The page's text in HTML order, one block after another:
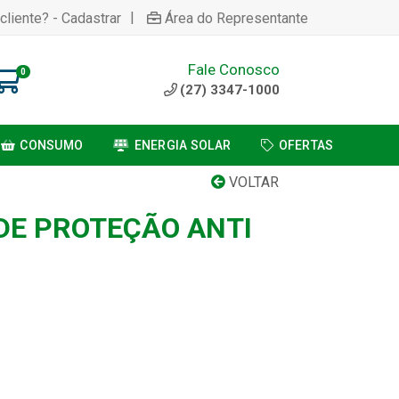
- Cadastrar | Área do Representante
0 Fale Conosco
(27) 3347-1000
CONSUMO ENERGIA SOLAR OFERTAS
VOLTAR
PROTEÇÃO ANTI